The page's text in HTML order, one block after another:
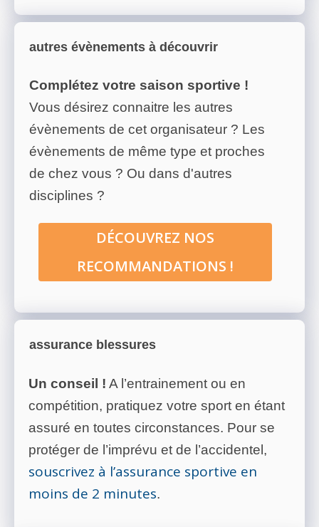
autres évènements à découvrir
Complétez votre saison sportive !
Vous désirez connaitre les autres
évènements de cet organisateur ? Les
évènements de même type et proches
de chez vous ? Ou dans d'autres
disciplines ?
DÉCOUVREZ NOS
RECOMMANDATIONS !
assurance blessures
Un conseil ! A l’entrainement ou en
compétition, pratiquez votre sport en étant
assuré en toutes circonstances. Pour se
protéger de l’imprévu et de l’accidentel,
souscrivez à l’assurance sportive en
moins de 2 minutes.